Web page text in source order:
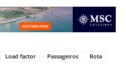
Load factor Passageiros
Rota